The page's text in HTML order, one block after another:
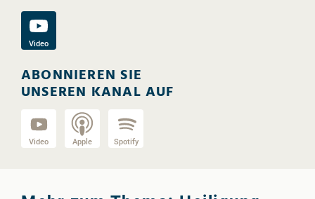
Video
ABONNIEREN SIE
UNSEREN KANAL AUF
Video Apple Spotify